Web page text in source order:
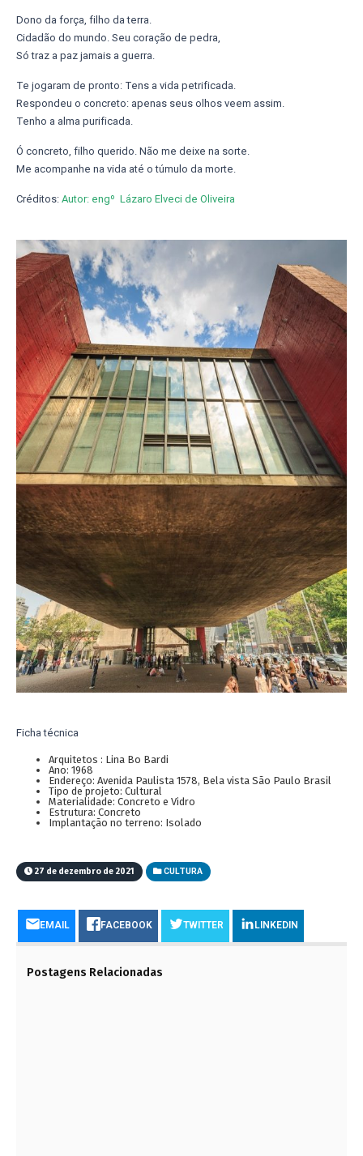
Dono da força, filho da terra.
Cidadão do mundo. Seu coração de pedra,
Só traz a paz jamais a guerra.
Te jogaram de pronto: Tens a vida petrificada.
Respondeu o concreto: apenas seus olhos veem assim.
Tenho a alma purificada.
Ó concreto, filho querido. Não me deixe na sorte.
Me acompanhe na vida até o túmulo da morte.
Créditos: Autor: engº Lázaro Elveci de Oliveira
Ficha técnica
Arquitetos : Lina Bo Bardi
Ano: 1968
Endereço: Avenida Paulista 1578, Bela vista São Paulo Brasil
Tipo de projeto: Cultural
Materialidade: Concreto e Vidro
Estrutura: Concreto
Implantação no terreno: Isolado
27 de dezembro de 2021 CULTURA
EMAIL FACEBOOK TWITTER LINKEDIN
Postagens Relacionadas